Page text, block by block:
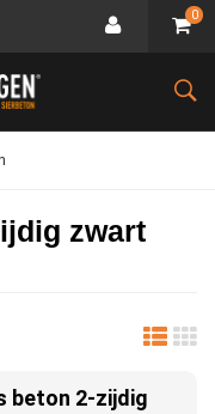
0
zwart
beton 2-zijdig